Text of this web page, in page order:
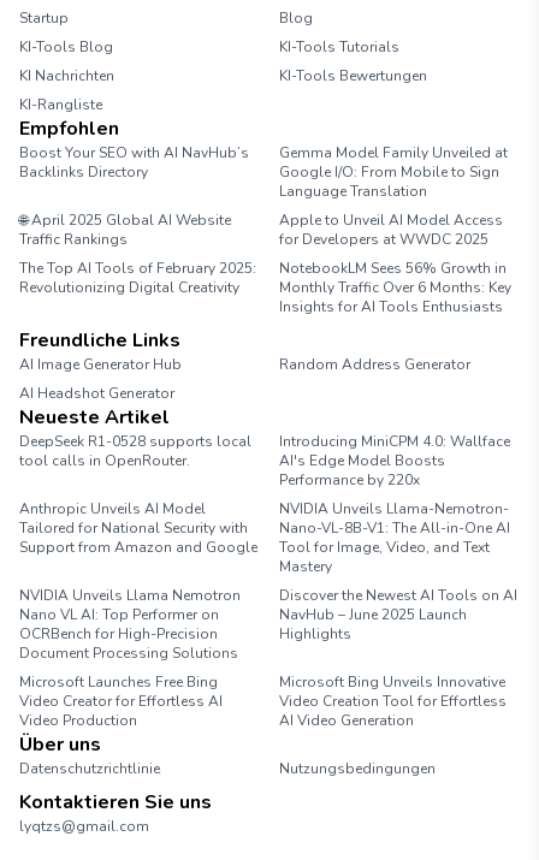
Startup
Blog
KI-Tools Blog
KI-Tools Tutorials
KI Nachrichten
KI-Tools Bewertungen
KI-Rangliste
Empfohlen
Boost Your SEO with AI NavHub’s
Backlinks Directory
Gemma Model Family Unveiled at
Google I/O: From Mobile to Sign
Language Translation
🌐 April 2025 Global AI Website
Traffic Rankings
Apple to Unveil AI Model Access
for Developers at WWDC 2025
The Top AI Tools of February 2025:
Revolutionizing Digital Creativity
NotebookLM Sees 56% Growth in
Monthly Traffic Over 6 Months: Key
Insights for AI Tools Enthusiasts
Freundliche Links
AI Image Generator Hub
Random Address Generator
AI Headshot Generator
Neueste Artikel
DeepSeek R1-0528 supports local
tool calls in OpenRouter.
Introducing MiniCPM 4.0: Wallface
AI's Edge Model Boosts
Performance by 220x
Anthropic Unveils AI Model
Tailored for National Security with
Support from Amazon and Google
NVIDIA Unveils Llama-Nemotron-
Nano-VL-8B-V1: The All-in-One AI
Tool for Image, Video, and Text
Mastery
NVIDIA Unveils Llama Nemotron
Nano VL AI: Top Performer on
OCRBench for High-Precision
Document Processing Solutions
Discover the Newest AI Tools on AI
NavHub – June 2025 Launch
Highlights
Microsoft Launches Free Bing
Video Creator for Effortless AI
Video Production
Microsoft Bing Unveils Innovative
Video Creation Tool for Effortless
AI Video Generation
Über uns
Datenschutzrichtlinie Nutzungsbedingungen
Kontaktieren Sie uns
lyqtzs@gmail.com